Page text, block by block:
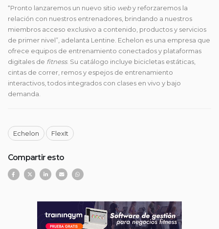
“Pronto lanzaremos un nuevo sitio weby reforzaremos la
relación con nuestros entrenadores, brindando a nuestros
miembros acceso exclusivo a contenido, productos y servicios
de primer nivel”, adelanta Lentine. Echelon es una empresa que
ofrece equipos de entrenamiento conectados y plataformas
digitales de fitness. Su catálogo incluye bicicletas estáticas,
cintas de correr, remos y espejos de entrenamiento
interactivos, todos integrados con clases en vivo y bajo
demanda.
Echelon FlexIt
Compartir esto